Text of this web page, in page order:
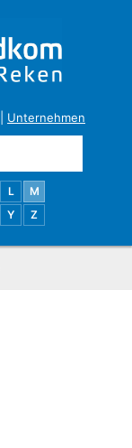
Unternehmen
L
M
Y Z